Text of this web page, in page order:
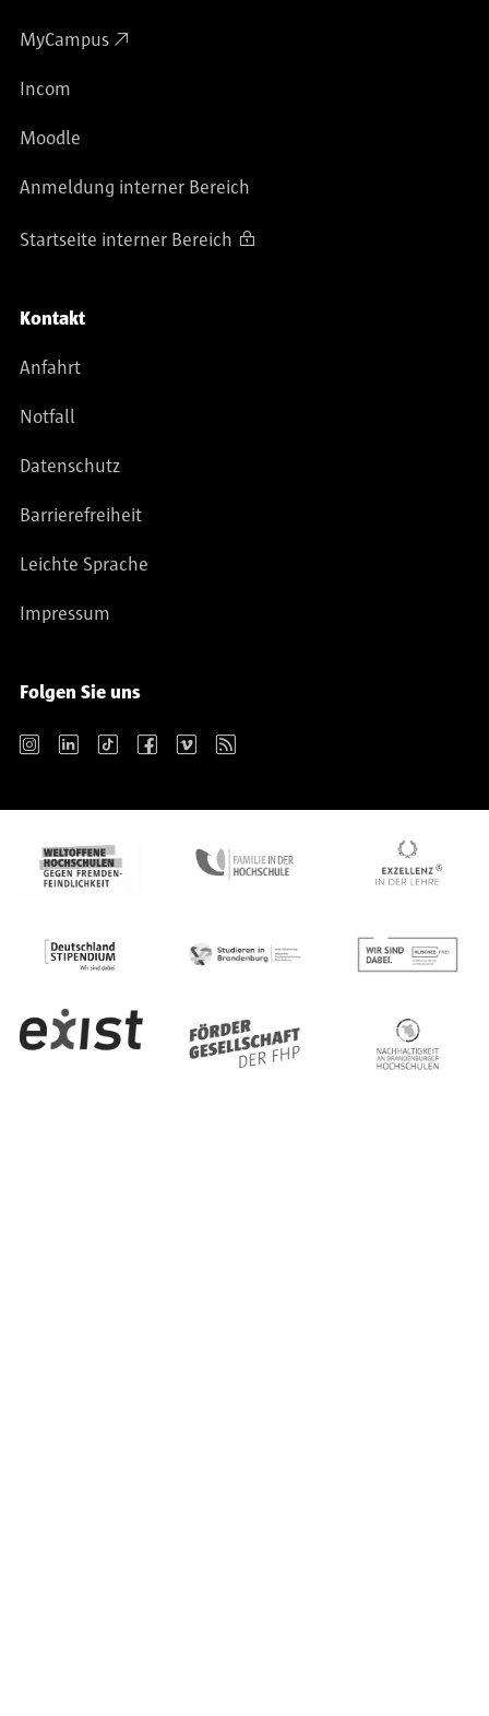
MyCampus
Incom
Moodle
Anmeldung interner Bereich
Startseite interner Bereich
Kontakt
Anfahrt
Notfall
Datenschutz
Barrierefreiheit
Leichte Sprache
Impressum
Folgen Sie uns
Instagram LinkedIn TikTok Facebook Vimeo RSS